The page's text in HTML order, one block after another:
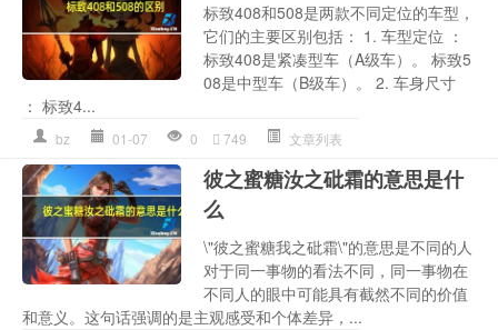
标致408和508是两款不同定位的车型，
它们的主要区别包括： 1. 车型定位 ：
标致408是紧凑型车（A级车）。 标致5
08是中型车（B级车）。 2. 车身尺寸
： 标致4...
bz 01-07 0 749 文章列表
彼之蜜糖汝之砒霜的意思是什
么
\"彼之蜜糖我之砒霜\"的意思是不同的人
对于同一事物的看法不同，同一事物在
不同人的眼中可能具有截然不同的价值
和意义。这句话强调的是主观感受和个体差异，...